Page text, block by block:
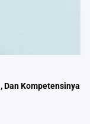
Dan Kompetensinya